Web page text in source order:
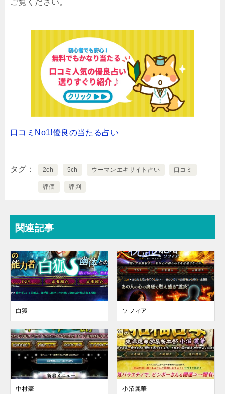
ご覧ください。
口コミNo1!優良の当たる占い
タグ 2ch 5ch ウーマンエキサイト占い 口コミ
評価 評判
関連記事
白狐 ソフィア
中村豪 小沼麗華